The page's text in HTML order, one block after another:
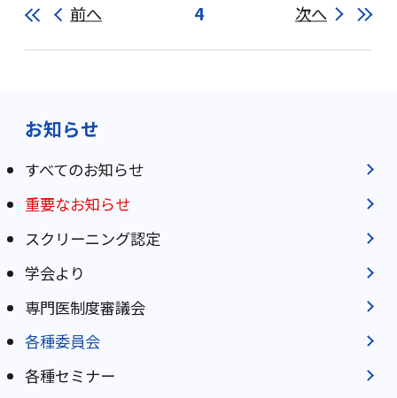
前へ 4 次へ
お知らせ
すべてのお知らせ
重要なお知らせ
スクリーニング認定
学会より
専門医制度審議会
各種委員会
各種セミナー